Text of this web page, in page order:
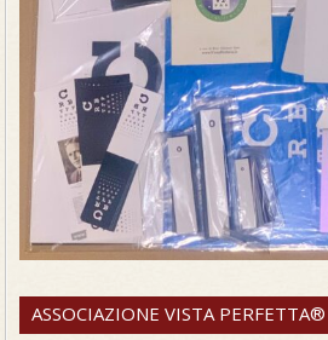
ASSOCIAZIONE VISTA PERFETTA®